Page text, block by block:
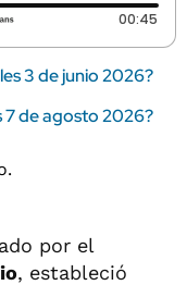
00:45
3 de junio 2026?
7 de agosto 2026?
por el
, estableció